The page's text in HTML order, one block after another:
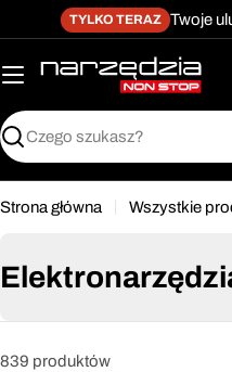
Przejdź do treści
Przejdź do menu
Przejdź do stopki
dostępności
do
treści
TYLKO TERAZ Twoje
Szukaj
Strona główna Wszystkie
839 produktów